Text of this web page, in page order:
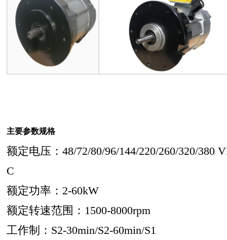
主要参数规格
额定电压：48/72/80/96/144/220/260/320/380
C
额定功率：2-60kW
额定转速范围：1500-8000rpm
工作制：S2-30min/S2-60min/S1